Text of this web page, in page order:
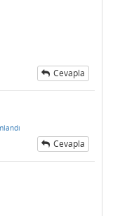
Cevapla
Cevapla